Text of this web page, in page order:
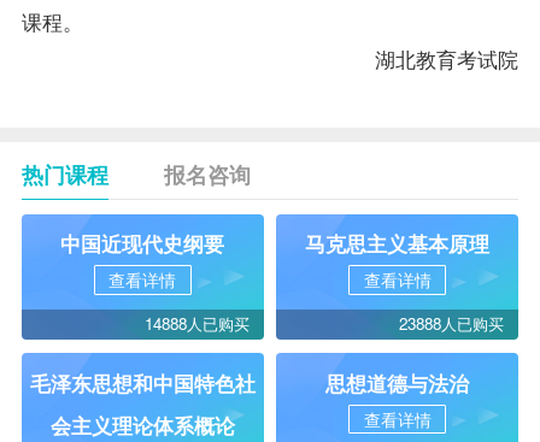
课程。
湖北教育考试院
热门课程 报名咨询
中国近现代史纲要
查看详情
14888人已购买
马克思主义基本原理
查看详情
23888人已购买
毛泽东思想和中国特色社
会主义理论体系概论
思想道德与法治
查看详情